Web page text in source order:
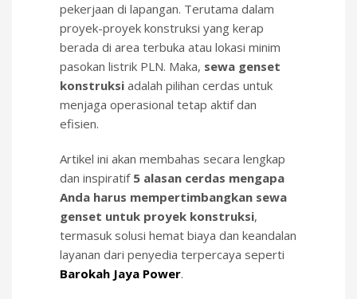
pekerjaan di lapangan. Terutama dalam
proyek-proyek konstruksi yang kerap
berada di area terbuka atau lokasi minim
pasokan listrik PLN. Maka, sewa genset
konstruksi adalah pilihan cerdas untuk
menjaga operasional tetap aktif dan
efisien.
Artikel ini akan membahas secara lengkap
dan inspiratif 5 alasan cerdas mengapa
Anda harus mempertimbangkan sewa
genset untuk proyek konstruksi,
termasuk solusi hemat biaya dan keandalan
layanan dari penyedia terpercaya seperti
Barokah Jaya Power.